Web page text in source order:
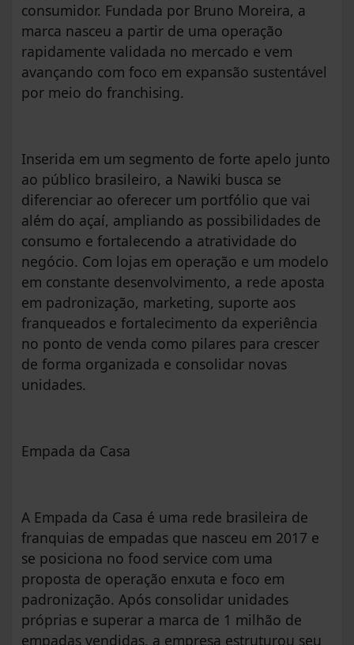
consumidor. Fundada por Bruno Moreira, a
marca nasceu a partir de uma operação
rapidamente validada no mercado e vem
avançando com foco em expansão sustentável
por meio do franchising.
Inserida em um segmento de forte apelo junto
ao público brasileiro, a Nawiki busca se
diferenciar ao oferecer um portfólio que vai
além do açaí, ampliando as possibilidades de
consumo e fortalecendo a atratividade do
negócio. Com lojas em operação e um modelo
em constante desenvolvimento, a rede aposta
em padronização, marketing, suporte aos
franqueados e fortalecimento da experiência
no ponto de venda como pilares para crescer
de forma organizada e consolidar novas
unidades.
Empada da Casa
A Empada da Casa é uma rede brasileira de
franquias de empadas que nasceu em 2017 e
se posiciona no food service com uma
proposta de operação enxuta e foco em
padronização. Após consolidar unidades
próprias e superar a marca de 1 milhão de
empadas vendidas, a empresa estruturou seu